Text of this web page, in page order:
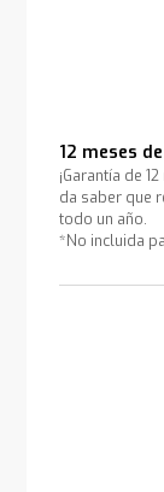
12 meses
¡Garantía de
da saber que
todo un año.
*No incluida